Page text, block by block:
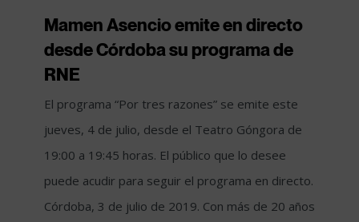
Mamen Asencio emite en directo
desde Córdoba su programa de
RNE
El programa “Por tres razones” se emite este
jueves, 4 de julio, desde el Teatro Góngora de
19:00 a 19:45 horas. El público que lo desee
puede acudir para seguir el programa en directo.
Córdoba, 3 de julio de 2019. Con más de 20 años